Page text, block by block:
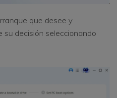
que desee y
su decisión seleccionando